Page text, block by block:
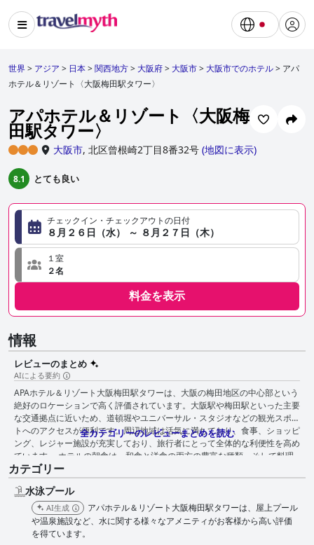
世界> アジア > 日本>関西地方> 大阪府> 大阪市> 大阪市でのホテル> アパ
ホテル＆リゾート〈大阪梅田駅タワー〉
アパホテル＆リゾート〈大阪梅
田駅タワー〉
大阪市, 北区曾根崎2丁目8番32号 (地図に表示)
8.1 とても良い
チェックイン・チェックアウトの日付
８月２６日（水） ～ ８月２７日（木）
１室
２名
料金を表示
情報
レビューのまとめ
AIによる要約
APAホテル＆リゾート大阪梅田駅タワーは、大阪の梅田地区の中心部という
絶好のロケーションで高く評価されています。大阪駅や梅田駅といった主要
な交通拠点に近いため、道頓堀やユニバーサル・スタジオなどの観光スポッ
トへのアクセスが便利です。周辺地域は活気に満ちており、食事、ショッピ
ング、レジャー施設が充実しており、旅行者にとって全体的な利便性を高め
ています。 ホテルの朝食は、和食と洋食の両方の豊富な種類、そして料理
の質と味で称賛されています。ビュッフェは、ゆったりとした朝の時間を過
ごせるように朝食時間が長く設定されている点で好評です。一部のゲスト
は、朝食が西洋の好みに合わない、またはやや高価であると感じるかもしれ
ませんが、豊富なセレクションと全体的な味が大きな価値を加えています。
ホテル内および周辺のダイニングオプションは、幅広い料理の楽しみを提供
しています。ホテル内および周辺には数多くのレストラン、カフェ、バーが
全カテゴリーのレビューまとめを読む
カテゴリー
水泳プール
AI生成
アパホテル＆リゾート大阪梅田駅タワーは、屋上プール
や温泉施設など、水に関する様々なアメニティがお客様から高い評価
を得ています。